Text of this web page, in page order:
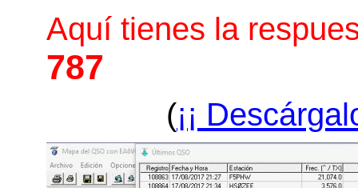
Aquí tienes la
787
(¡¡